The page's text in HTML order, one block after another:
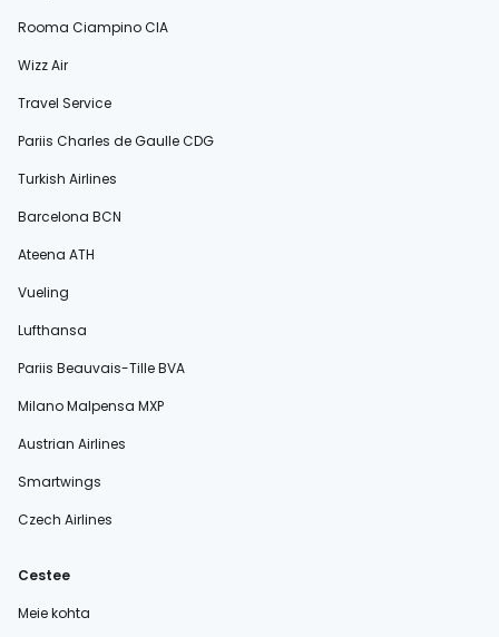
Rooma Ciampino CIA
Wizz Air
Travel Service
Pariis Charles de Gaulle CDG
Turkish Airlines
Barcelona BCN
Ateena ATH
Vueling
Lufthansa
Pariis Beauvais-Tille BVA
Milano Malpensa MXP
Austrian Airlines
Smartwings
Czech Airlines
Cestee
Meie kohta